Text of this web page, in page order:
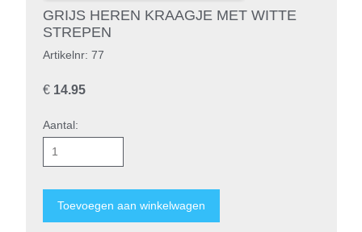
GRIJS HEREN KRAAGJE MET WITTE
STREPEN
Artikelnr: 77
€ 14.95
Aantal: